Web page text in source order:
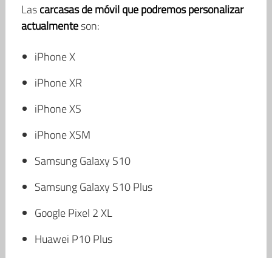
Lascarcasas de móvil que podremos personalizar
actualmenteson:
iPhone X
iPhone XR
iPhone XS
iPhone XSM
Samsung Galaxy S10
Samsung Galaxy S10 Plus
Google Pixel 2 XL
Huawei P10 Plus